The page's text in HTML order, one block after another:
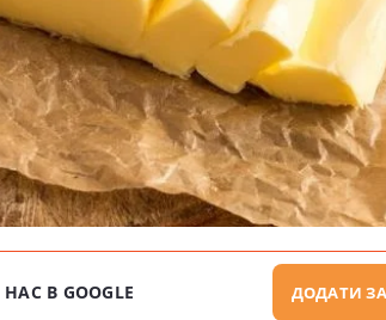
В GOOGLE ДОДАТИ